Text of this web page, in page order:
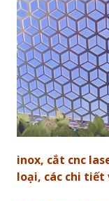
inox, cắt cnc
loại, các chi